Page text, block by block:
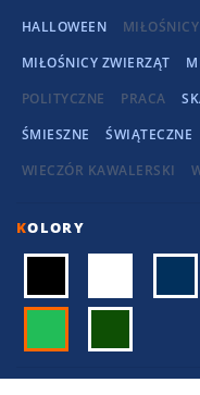
HALLOWEEN
MIŁOŚNICY ZWIERZĄT
POLITYCZNE
PRACA
ŚMIESZNE
ŚWIĄTECZNE
WIECZÓR KAWALERSKI
KOLORY